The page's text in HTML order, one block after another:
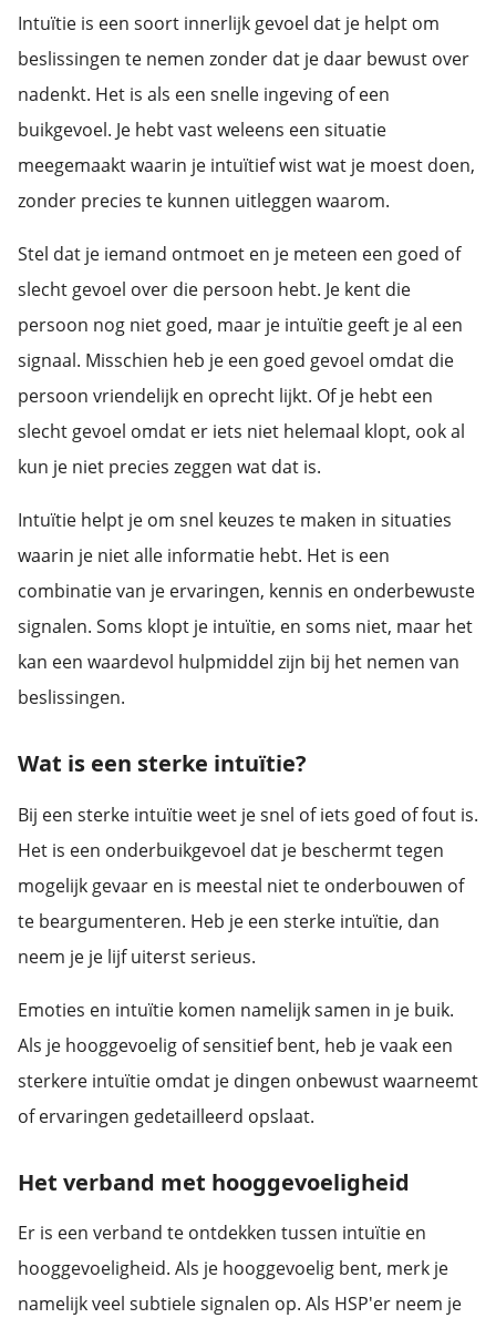
Intuïtie is een soort innerlijk gevoel dat je helpt om
beslissingen te nemen zonder dat je daar bewust over
nadenkt. Het is als een snelle ingeving of een
buikgevoel. Je hebt vast weleens een situatie
meegemaakt waarin je intuïtief wist wat je moest doen,
zonder precies te kunnen uitleggen waarom.
Stel dat je iemand ontmoet en je meteen een goed of
slecht gevoel over die persoon hebt. Je kent die
persoon nog niet goed, maar je intuïtie geeft je al een
signaal. Misschien heb je een goed gevoel omdat die
persoon vriendelijk en oprecht lijkt. Of je hebt een
slecht gevoel omdat er iets niet helemaal klopt, ook al
kun je niet precies zeggen wat dat is.
Intuïtie helpt je om snel keuzes te maken in situaties
waarin je niet alle informatie hebt. Het is een
combinatie van je ervaringen, kennis en onderbewuste
signalen. Soms klopt je intuïtie, en soms niet, maar het
kan een waardevol hulpmiddel zijn bij het nemen van
beslissingen.
Wat is een sterke intuïtie?
Bij een sterke intuïtie weet je snel of iets goed of fout is.
Het is een onderbuikgevoel dat je beschermt tegen
mogelijk gevaar en is meestal niet te onderbouwen of
te beargumenteren. Heb je een sterke intuïtie, dan
neem je je lijf uiterst serieus.
Emoties en intuïtie komen namelijk samen in je buik.
Als je hooggevoelig of sensitief bent, heb je vaak een
sterkere intuïtie omdat je dingen onbewust waarneemt
of ervaringen gedetailleerd opslaat.
Het verband met hooggevoeligheid
Er is een verband te ontdekken tussen intuïtie en
hooggevoeligheid. Als je hooggevoelig bent, merk je
namelijk veel subtiele signalen op. Als HSP'er neem je